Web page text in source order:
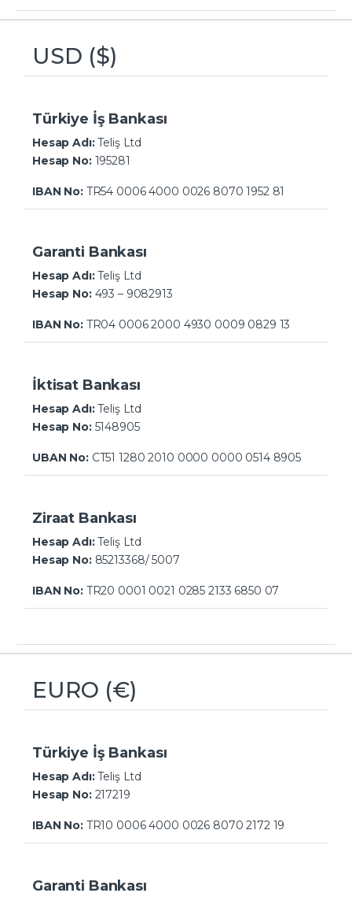
USD ($)
Türkiye İş Bankası
Hesap Adı:Teliş Ltd
Hesap No:195281
IBAN No:TR54 0006 4000 0026 8070 1952 81
Garanti Bankası
Hesap Adı:Teliş Ltd
Hesap No: 493 – 9082913
IBAN No:TR04 0006 2000 4930 0009 0829 13
İktisat Bankası
Hesap Adı:Teliş Ltd
Hesap No: 5148905
UBAN No: CT51 1280 2010 0000 0000 0514 8905
Ziraat Bankası
Hesap Adı:Teliş Ltd
Hesap No: 85213368/ 5007
IBAN No: TR20 0001 0021 0285 2133 6850 07
EURO (€)
Türkiye İş Bankası
Hesap Adı:Teliş Ltd
Hesap No:217219
IBAN No: TR10 0006 4000 0026 8070 2172 19
Garanti Bankası